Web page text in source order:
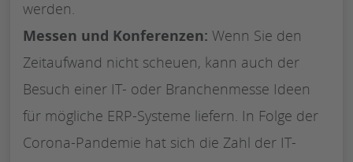
werden.
Messen und Konferenzen: Wenn Sie den
Zeitaufwand nicht scheuen, kann auch der
Besuch einer IT- oder Branchenmesse Ideen
für mögliche ERP-Systeme liefern. In Folge der
Corona-Pandemie hat sich die Zahl der IT-